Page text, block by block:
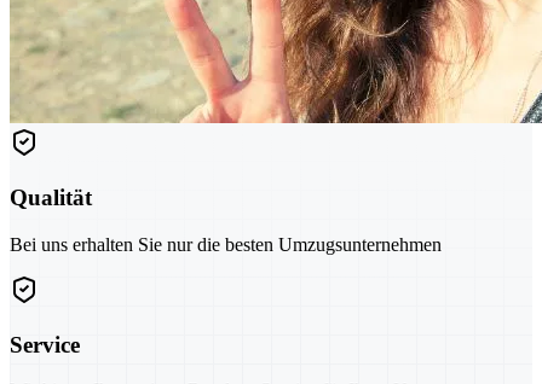
Qualität
Bei uns erhalten Sie nur die besten Umzugsunternehmen
Service